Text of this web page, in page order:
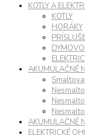
KOTLY A
KOTLY
HORÁKY
AKUMULAČNÉ
AKUMULAČNÉ
ELEKTRICKÉ